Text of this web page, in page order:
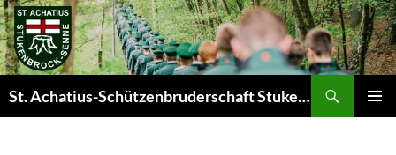
Zum
Inhalt
springen
St. Achatius-Schützenbruderschaft Stukenbrock-Senne e.V.